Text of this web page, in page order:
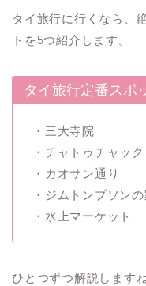
タイ旅行に行くなら、
トを5つ紹介します。
タイ旅行定番スポ
・三大寺院
・チャトゥチャッ
・カオサン通り
・ジムトンプソンの
・水上マーケット
ひとつずつ解説しますね